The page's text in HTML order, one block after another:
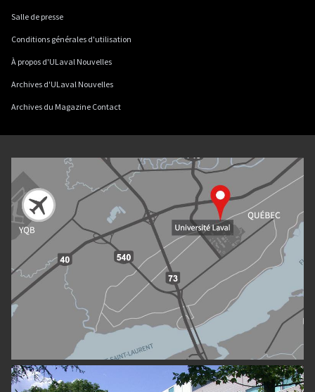
Salle de presse
Conditions générales d'utilisation
À propos d'ULaval Nouvelles
Archives d'ULaval Nouvelles
Archives du Magazine Contact